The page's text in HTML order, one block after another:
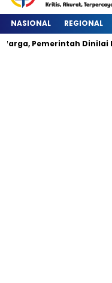
NASIONAL REGIONAL
Pemerintah Dinilai Lalai